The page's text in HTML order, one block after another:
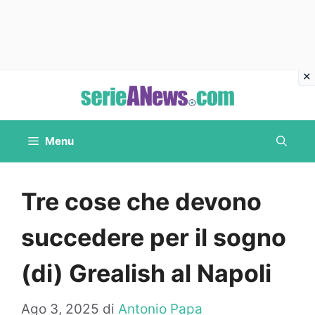
contenuto
Menu
Tre cose che devono
succedere per il sogno
(di) Grealish al Napoli
Ago 3, 2025 di Antonio Papa